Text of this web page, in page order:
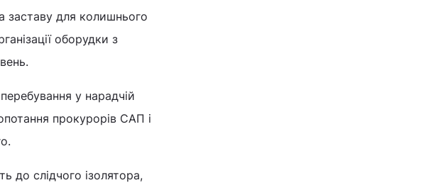
заставу для колишнього
оборудки з
у нарадчій
прокурорів САП і
до слідчого ізолятора,